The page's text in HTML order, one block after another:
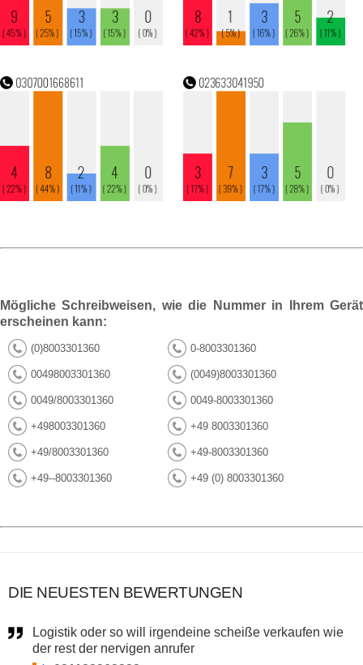
Mögliche Schreibweisen, wie die Nummer in Ihrem Gerät
erscheinen kann:
(0)8003301360 0-8003301360
00498003301360 (0049)8003301360
0049/8003301360 0049-8003301360
+498003301360 +49 8003301360
+49/8003301360 +49-8003301360
+49--8003301360 +49 (0) 8003301360
DIE NEUESTEN BEWERTUNGEN
Logistik oder so will irgendeine scheiße verkaufen wie
der rest der nervigen anrufer